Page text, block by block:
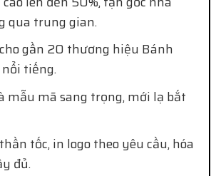
qua trung gian.
gần 20 thương hiệu Bánh
tiếng.
mẫu mã sang trọng, mới lạ bắt
tốc, in logo theo yêu cầu, hóa
đủ.